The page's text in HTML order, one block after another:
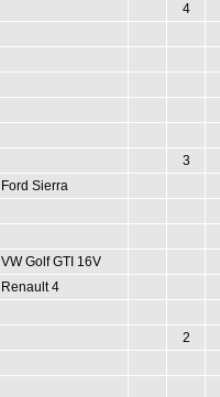
4
3
Ford Sierra
VW Golf GTI 16V
Renault 4
2